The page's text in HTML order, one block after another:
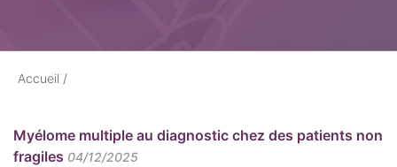
Accueil /
Myélome multiple au diagnostic chez des patients non
fragiles 04/12/2025